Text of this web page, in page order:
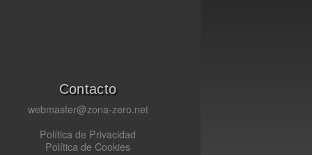
Contacto
webmaster@zona-zero.net
Política de Privacidad
Política de Cookies